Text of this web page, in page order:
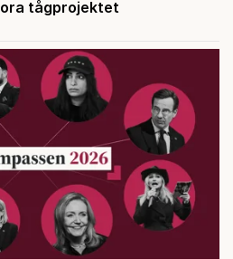
tågprojektet